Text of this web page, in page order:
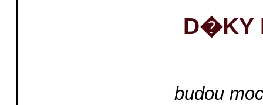
D�KY
budou